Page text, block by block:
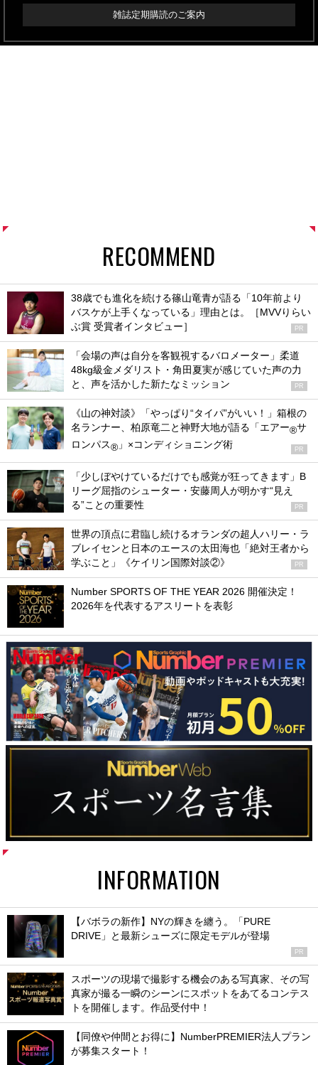
雑誌定期購読のご案内
RECOMMEND
38歳でも進化を続ける篠山竜青が語る「10年前より
バスケが上手くなっている」理由とは。［MVVりらい
ぶ賞 受賞者インタビュー］
PR
「会場の声は自分を客観視するバロメーター」柔道
48kg級金メダリスト・角田夏実が感じていた声の力
と、声を活かした新たなミッション
PR
《山の神対談》「やっぱり“タイパ”がいい！」箱根の
名ランナー、柏原竜二と神野大地が語る「エアー®サ
ロンパス® 」×コンディショニング術 PR
「少しぼやけているだけでも感覚が狂ってきます」B
リーグ屈指のシューター・安藤周人が明かす“見え
る”ことの重要性
PR
世界の頂点に君臨し続けるオランダの超人ハリー・ラ
ブレイセンと日本のエースの太田海也「絶対王者から
学ぶこと」《ケイリン国際対談②》
PR
Number SPORTS OF THE YEAR 2026 開催決定！
2026年を代表するアスリートを表彰
INFORMATION
【バボラの新作】NYの輝きを纏う。「PURE
DRIVE」と最新シューズに限定モデルが登場
PR
スポーツの現場で撮影する機会のある写真家、その写
真家が撮る一瞬のシーンにスポットをあてるコンテス
トを開催します。作品受付中！
【同僚や仲間とお得に】NumberPREMIER法人プラン
が募集スタート！